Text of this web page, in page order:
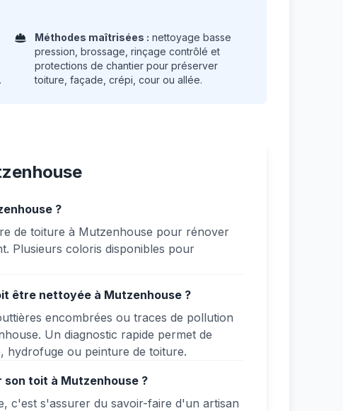
Méthodes maîtrisées : nettoyage basse
pression, brossage, rinçage contrôlé et
protections de chantier pour préserver
toiture, façade, crépi, cour ou allée.
?
de toiture à Mutzenhouse pour rénover
Plusieurs coloris disponibles pour
être nettoyée à Mutzenhouse ?
encombrées ou traces de pollution
Un diagnostic rapide permet de
hydrofuge ou peinture de toiture.
son toit à Mutzenhouse ?
c'est s'assurer du savoir-faire d'un artisan